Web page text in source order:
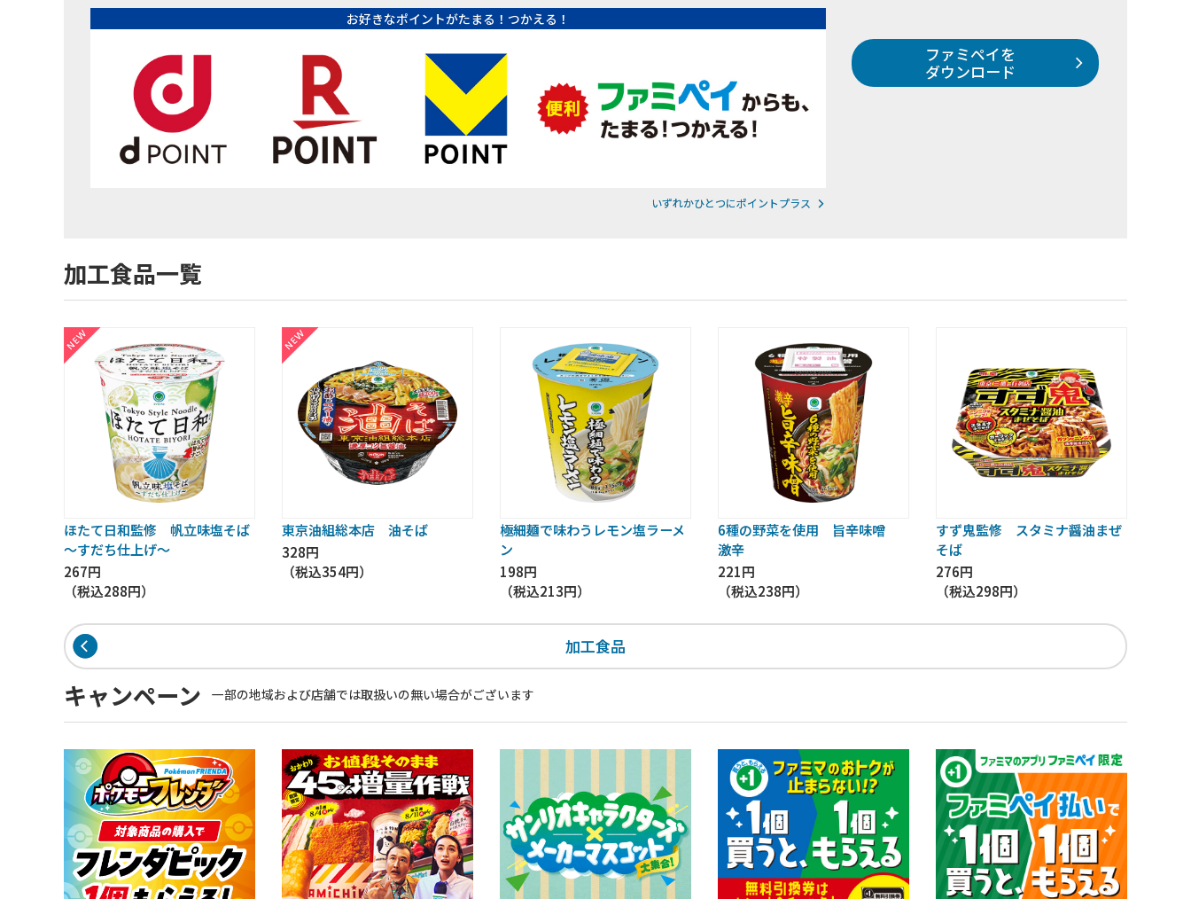
お好きなポイントがたまる！つかえる！
いずれかひとつにポイントプラス
ファミペイを
ダウンロード
加工食品一覧
ほたて日和監修 帆立味塩そば
～すだち仕上げ～
267円
（税込288円）
東京油組総本店 油そば
328円
（税込354円）
極細麺で味わうレモン塩ラーメ
ン
198円
（税込213円）
6種の野菜を使用 旨辛味噌
激辛
221円
（税込238円）
すず鬼監修 スタミナ醤油まぜ
そば
276円
（税込298円）
加工食品
キャンペーン 一部の地域および店舗では取扱いの無い場合がございます